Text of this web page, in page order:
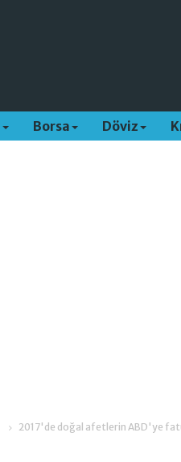
Borsa Döviz
2017'de doğal afetlerin ABD'ye